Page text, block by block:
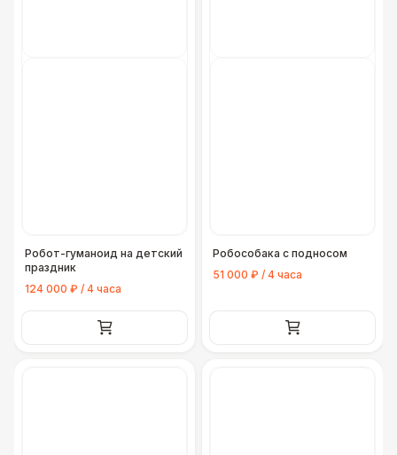
Робот-гуманоид на детский
праздник
124 000 ₽ / 4 часа
Робособака с подносом
51 000 ₽ / 4 часа